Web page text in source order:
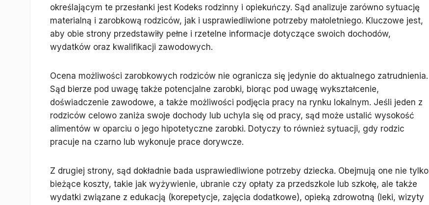
określającym te przesłanki jest Kodeks rodzinny i opiekuńczy. Sąd analizuje zarówno sytuację
materialną i zarobkową rodziców, jak i usprawiedliwione potrzeby małoletniego. Kluczowe jest,
aby obie strony przedstawiły pełne i rzetelne informacje dotyczące swoich dochodów,
wydatków oraz kwalifikacji zawodowych.
Ocena możliwości zarobkowych rodziców nie ogranicza się jedynie do aktualnego zatrudnienia.
Sąd bierze pod uwagę także potencjalne zarobki, biorąc pod uwagę wykształcenie,
doświadczenie zawodowe, a także możliwości podjęcia pracy na rynku lokalnym. Jeśli jeden z
rodziców celowo zaniża swoje dochody lub uchyla się od pracy, sąd może ustalić wysokość
alimentów w oparciu o jego hipotetyczne zarobki. Dotyczy to również sytuacji, gdy rodzic
pracuje na czarno lub wykonuje prace dorywcze.
Z drugiej strony, sąd dokładnie bada usprawiedliwione potrzeby dziecka. Obejmują one nie tylko
bieżące koszty, takie jak wyżywienie, ubranie czy opłaty za przedszkole lub szkołę, ale także
wydatki związane z edukacją (korepetycje, zajęcia dodatkowe), opieką zdrowotną (leki, wizyty